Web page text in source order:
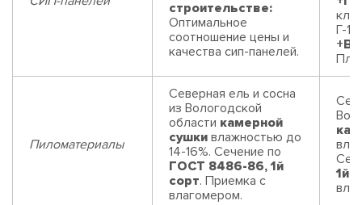
строительстве:
Оптимальное
соотношение цены и
качества сип-панелей.
Г-1
Пиломатериалы
Северная ель и сосна
из Вологодской
области камерной
сушки влажностью до
14-16%. Сечение по
ГОСТ 8486-86, 1й
сорт. Приемка с
влагомером.
1й